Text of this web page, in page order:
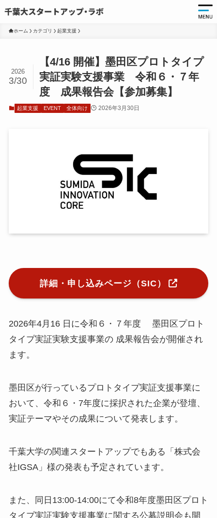
ホーム カテゴリ 起業支援
【4/16 開催】墨田区プロトタイプ
実証実験支援事業 令和６・７年
度 成果報告会【参加募集】
2026
3/30
起業支援 EVENT 全体向け 2026年3月30日
詳細・申し込みページ（SIC）
2026年4月16 日に令和６・７年度 墨田区プロト
タイプ実証実験支援事業の 成果報告会が開催され
ます。
墨田区が行っているプロトタイプ実証支援事業に
おいて、令和６・7年度に採択された企業が登壇、
実証テーマやその成果について発表します。
千葉大学の関連スタートアップでもある「株式会
社IGSA」様の発表も予定されています。
また、同日13:00-14:00にて令和8年度墨田区プロト
タイプ実証実験支援事業に関する公募説明会も開